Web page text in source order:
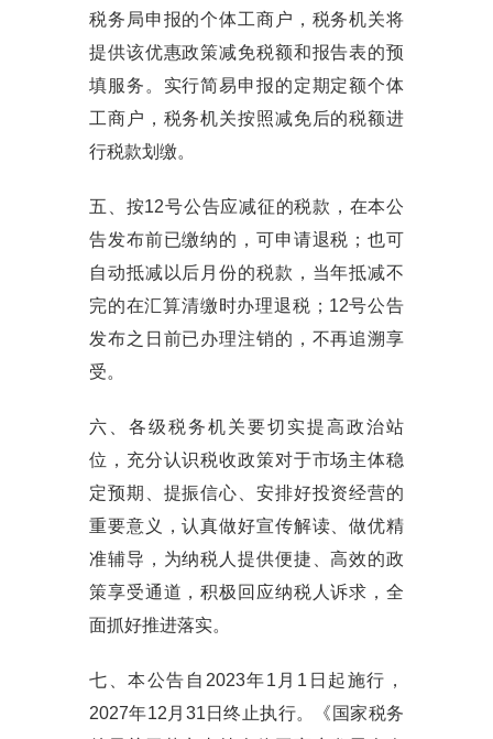
税务局申报的个体工商户，税务机关将
提供该优惠政策减免税额和报告表的预
填服务。实行简易申报的定期定额个体
工商户，税务机关按照减免后的税额进
行税款划缴。
五、按12号公告应减征的税款，在本公
告发布前已缴纳的，可申请退税；也可
自动抵减以后月份的税款，当年抵减不
完的在汇算清缴时办理退税；12号公告
发布之日前已办理注销的，不再追溯享
受。
六、各级税务机关要切实提高政治站
位，充分认识税收政策对于市场主体稳
定预期、提振信心、安排好投资经营的
重要意义，认真做好宣传解读、做优精
准辅导，为纳税人提供便捷、高效的政
策享受通道，积极回应纳税人诉求，全
面抓好推进落实。
七、本公告自2023年1月1日起施行，
2027年12月31日终止执行。《国家税务